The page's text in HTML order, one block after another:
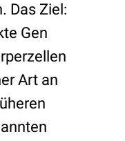
Das Ziel:
Gen
Art an